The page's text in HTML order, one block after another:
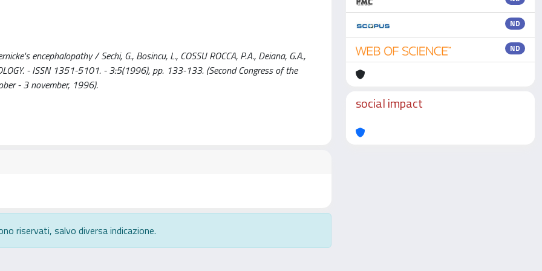
encephalopathy / Sechi, G., Bosincu, L., COSSU ROCCA, P.A., Deiana, G.A.,
- ISSN 1351-5101. - 3:5(1996), pp. 133-133. (Second Congress of the
- 3 november, 1996).
riservati, salvo diversa indicazione.
ND
ND
social impact